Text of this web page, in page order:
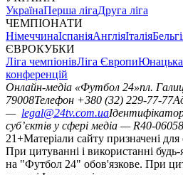
УкраїнаПерша лігаДруга ліга
ЧЕМПІОНАТИ
НімеччинаІспаніяАнгліяІталія
ЄВРОКУБКИ
Ліга чемпіонівЛіга Європи
конференцій
Онлайн-медіа «Футбол 24»пл.
79008Телефон +380 (32) 229-77-77
— legal@24tv.com.ua
суб’єктів у сфері медіа — R40-06058
21+Матеріали сайту призначені
При цитуванні і використанні
на "Футбол 24" обов'язкове. При